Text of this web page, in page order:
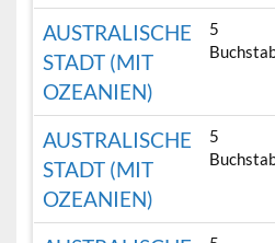
AUSTRALISCHE
STADT (MIT
OZEANIEN)
5
AUSTRALISCHE
STADT (MIT
OZEANIEN)
5